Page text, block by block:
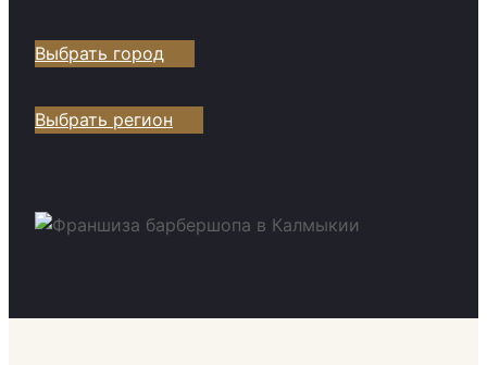
Выбрать город
Выбрать регион